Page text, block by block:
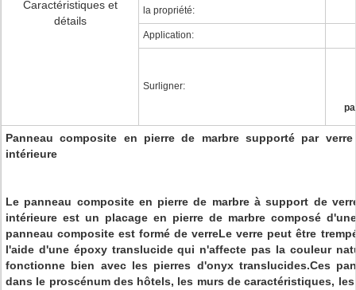
Caractéristiques et
détails
la propriété:
Application:
Surligner:
Panneau composite en pierre de marbre supporté par
intérieure
Le panneau composite en pierre de marbre à support de
intérieure est un placage en pierre de marbre composé
panneau composite est formé de verreLe verre peut être
l'aide d'une époxy translucide qui n'affecte pas la couleur
fonctionne bien avec les pierres d'onyx translucides.Ces
dans le proscénum des hôtels, les murs de caractéristiques,